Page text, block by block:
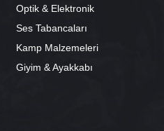
Optik & Elektronik
Ses Tabancaları
Kamp Malzemeleri
Giyim & Ayakkabı